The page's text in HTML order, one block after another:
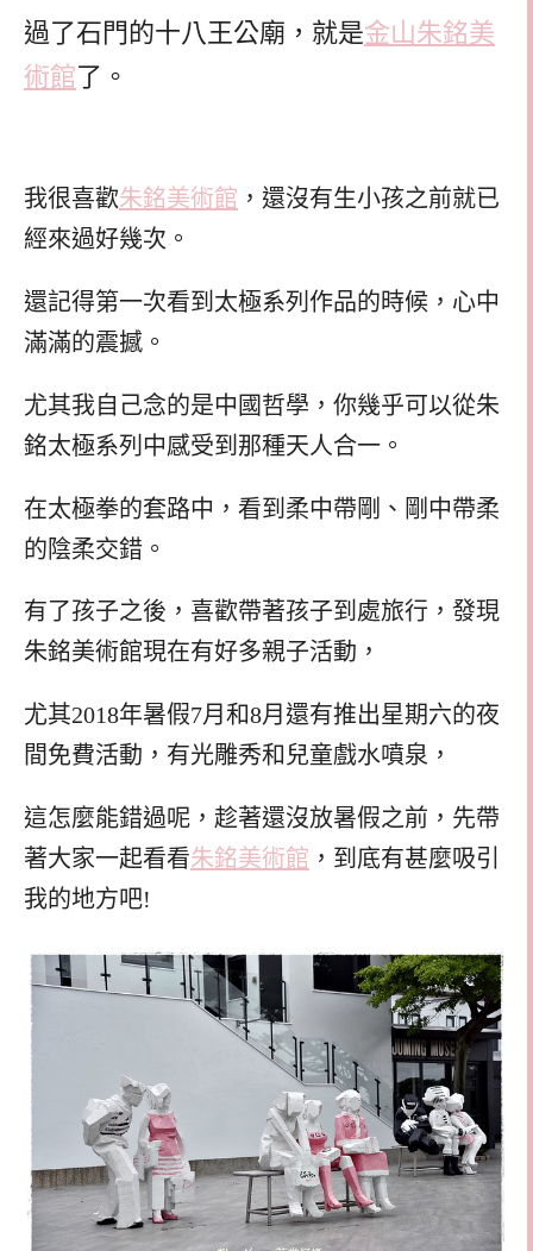
過了石門的十八王公廟，就是金山朱銘美
術館了。
我很喜歡朱銘美術館 ，還沒有生小孩之前就已
經來過好幾次。
還記得第一次看到太極系列作品的時候，心中
滿滿的震撼。
尤其我自己念的是中國哲學，你幾乎可以從朱
銘太極系列中感受到那種天人合一。
在太極拳的套路中，看到柔中帶剛、剛中帶柔
的陰柔交錯。
有了孩子之後，喜歡帶著孩子到處旅行，發現
朱銘美術館現在有好多親子活動，
尤其2018年暑假7月和8月還有推出星期六的夜
間免費活動，有光雕秀和兒童戲水噴泉，
這怎麼能錯過呢，趁著還沒放暑假之前，先帶
著大家一起看看朱銘美術館 ，到底有甚麼吸引
我的地方吧!